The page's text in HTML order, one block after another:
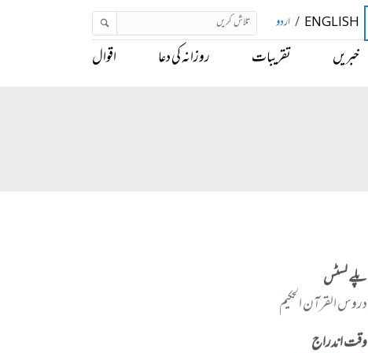
ENGLISH
/ اردو
خبریں تقریبات روزانہ کی دعا اقوال
پلے لسٹس
دروس القرآن الحکیم
وقت اندراج